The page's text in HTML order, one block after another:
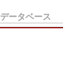
データベース